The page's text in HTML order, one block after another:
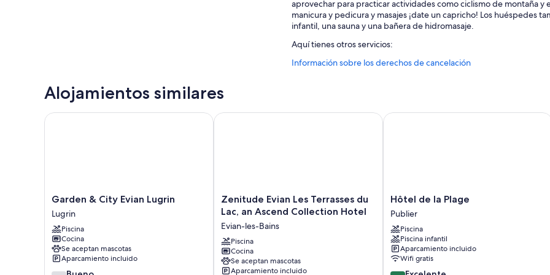
aprovechar para practicar actividades como ciclismo de montaña y
manicura y pedicura y masajes ¡date un capricho! Los
infantil, una sauna y una bañera de hidromasaje.
Aquí tienes otros servicios:
Aparcamiento gratis
Características de la habitación
Duchas, artículos de higiene personal gratuitos y secadores de
Televisiones de pantalla plana con canales por cable
Balcones o patios, frigoríficos y cunas gratuitas
Información sobre los derechos de cancelación
Alojamientos similares
Garden
&
City
Evian
Lugrin
Lugrin
Garden & City Evian Lugrin
Lugrin
Piscina
Cocina
Se aceptan mascotas
Aparcamiento incluido
Garden & City Evian Lugrin
Zenitude
Evian
Terrasses
du
Lac,
an
Zenitude Evian Les Terrasses du
Lac, an Ascend Collection Hotel
Evian-les-Bains
Piscina
Cocina
Se aceptan mascotas
Aparcamiento incluido
Zenitude Evian Les Terrasses du Lac, an Ascend Collection Hotel
Hôtel
de
la
Plage
Publier
Hôtel de la Plage
Publier
Piscina
Piscina infantil
Aparcamiento incluido
Wifi gratis
Hôtel de la Plage